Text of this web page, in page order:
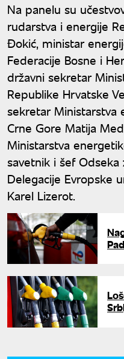
Na panelu su
rudarstva i energije
Đokić, ministar
Federacije Bosne i
državni sekretar
Republike Hrvatske
sekretar Ministarstva
Crne Gore Matija
Ministarstva
savetnik i šef
Delegacije Evropske
Karel Lizerot.